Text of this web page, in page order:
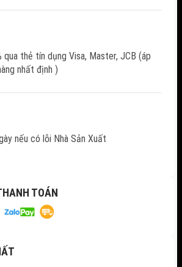
qua thẻ tín dụng Visa, Master, JCB (áp
nhất định )
nếu có lỗi Nhà Sản Xuất
TOÁN